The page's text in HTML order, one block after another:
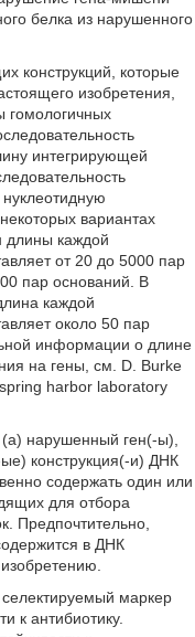
белка из нарушенного
конструкций, которые
изобретения,
гомологичных
интегрирующей
вариантах
длины каждой
от 20 до 5000 пар
пар оснований. В
каждой
около 50 пар
информации о длине
на гены, см. D. Burke
harbor laboratory
нарушенный ген(-ы),
конструкция(-и) ДНК
содержать один или
для отбора
Предпочтительно,
в ДНК
маркер
к антибиотику.